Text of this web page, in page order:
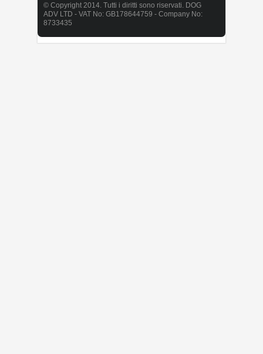
© Copyright 2014. Tutti i diritti sono riservati. DOG
ADV LTD - VAT No: GB178644759 - Company No:
8733435